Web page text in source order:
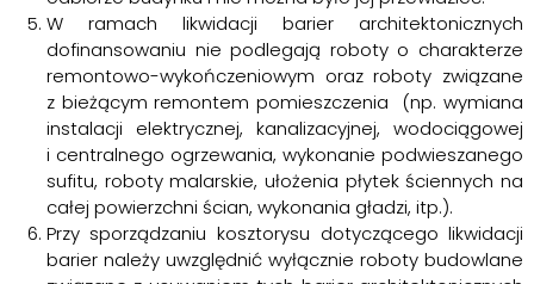
W ramach likwidacji barier architektonicznych
dofinansowaniu nie podlegają roboty o charakterze
remontowo-wykończeniowym oraz roboty związane
z bieżącym remontem pomieszczenia (np. wymiana
instalacji elektrycznej, kanalizacyjnej, wodociągowej
i centralnego ogrzewania, wykonanie podwieszanego
sufitu, roboty malarskie, ułożenia płytek ściennych na
całej powierzchni ścian, wykonania gładzi, itp.).
Przy sporządzaniu kosztorysu dotyczącego likwidacji
barier należy uwzględnić wyłącznie roboty budowlane